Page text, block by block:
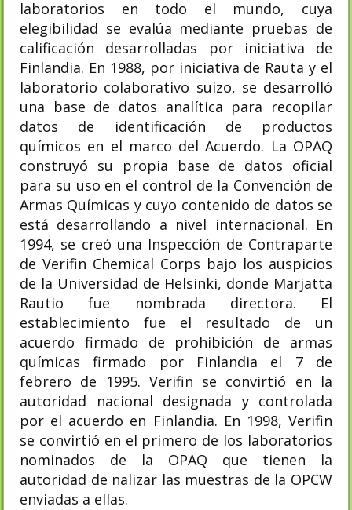
laboratorios en todo el mundo, cuya
elegibilidad se evalúa mediante pruebas de
calificación desarrolladas por iniciativa de
Finlandia. En 1988, por iniciativa de Rauta y el
laboratorio colaborativo suizo, se desarrolló
una base de datos analítica para recopilar
datos de identificación de productos
químicos en el marco del Acuerdo. La OPAQ
construyó su propia base de datos oficial
para su uso en el control de la Convención de
Armas Químicas y cuyo contenido de datos se
está desarrollando a nivel internacional. En
1994, se creó una Inspección de Contraparte
de Verifin Chemical Corps bajo los auspicios
de la Universidad de Helsinki, donde Marjatta
Rautio fue nombrada directora. El
establecimiento fue el resultado de un
acuerdo firmado de prohibición de armas
químicas firmado por Finlandia el 7 de
febrero de 1995. Verifin se convirtió en la
autoridad nacional designada y controlada
por el acuerdo en Finlandia. En 1998, Verifin
se convirtió en el primero de los laboratorios
nominados de la OPAQ que tienen la
autoridad de nalizar las muestras de la OPCW
enviadas a ellas.